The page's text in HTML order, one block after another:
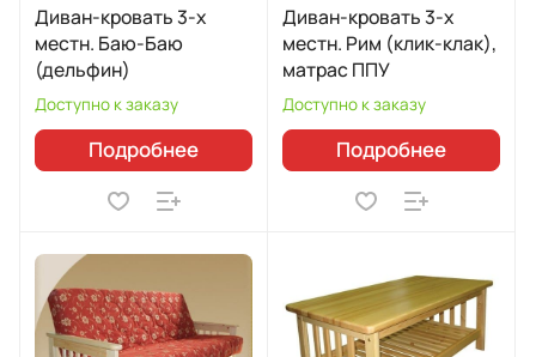
Диван-кровать 3-х
местн. Баю-Баю
(дельфин)
Доступно к заказу
Подробнее
Диван-кровать 3-х
местн. Рим (клик-клак),
матрас ППУ
Доступно к заказу
Подробнее